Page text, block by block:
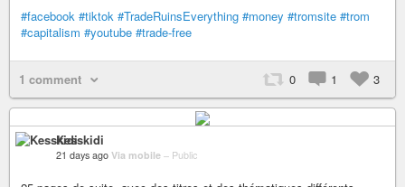
#facebook #tiktok #TradeRuinsEverything #money #tromsite #trom
#capitalism #youtube #trade-free
1 comment 0 1 3
Kesskidi
21 days ago Via mobile – Public